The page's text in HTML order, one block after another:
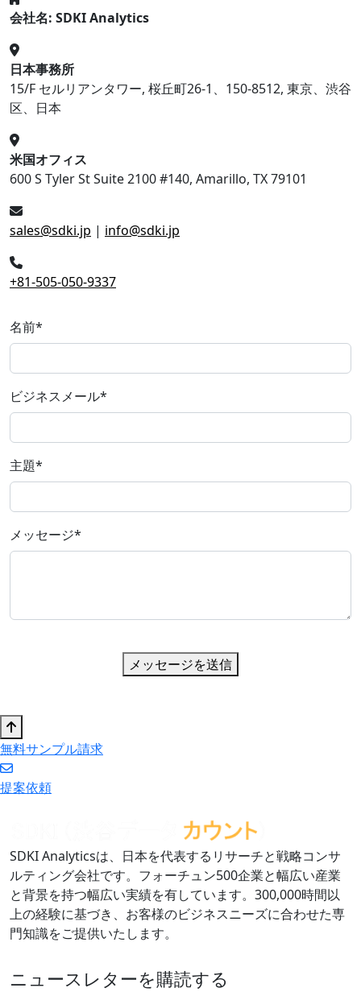
会社名: SDKI Analytics
日本事務所
15/F セルリアンタワー, 桜丘町26-1、150-8512, 東京、渋谷
区、日本
米国オフィス
600 S Tyler St Suite 2100 #140, Amarillo, TX 79101
sales@sdki.jp | info@sdki.jp
+81-505-050-9337
名前*
ビジネスメール*
主題*
メッセージ*
メッセージを送信
無料サンプル請求
提案依頼
SDKI Analyticsは、日本を代表するリサーチと戦略コンサ
ルティング会社です。フォーチュン500企業と幅広い産業
と背景を持つ幅広い実績を有しています。300,000時間以
上の経験に基づき、お客様のビジネスニーズに合わせた専
門知識をご提供いたします。
ニュースレターを購読する